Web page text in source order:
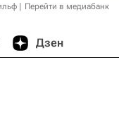
Перейти в медиабанк
Дзен